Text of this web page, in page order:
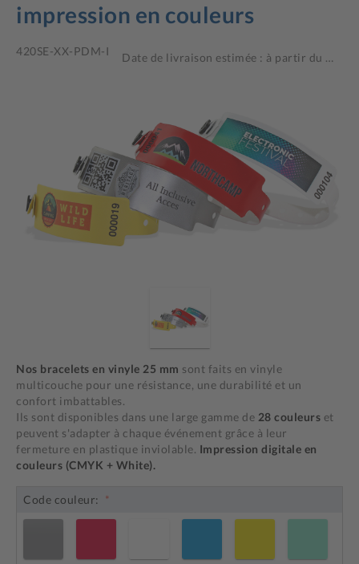
impression en couleurs
420SE-XX-PDM-I Date de livraison estimée : à partir du …
Nos bracelets en vinyle 25 mm sont faits en vinyle
multicouche pour une résistance, une durabilité et un
confort imbattables.
Ils sont disponibles dans une large gamme de 28 couleurs et
peuvent s'adapter à chaque événement grâce à leur
fermeture en plastique inviolable. Impression digitale en
couleurs (CMYK + White).
Code couleur: